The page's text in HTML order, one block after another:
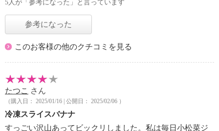
5人が「参考になった」と言っています
参考になった
このお客様の他のクチコミを見る
たつこ さん
（購入日： 2025/01/16 | 公開日： 2025/02/06 ）
冷凍スライスバナナ
すっごい沢山あってビックリしました。私は毎日小松菜ジ